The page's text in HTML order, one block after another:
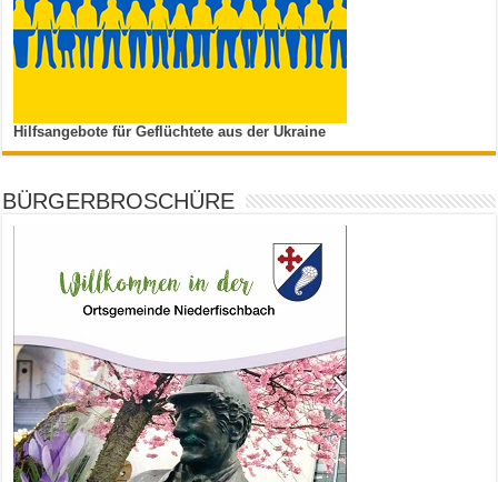
Hilfsangebote für Geflüchtete aus der Ukraine
BÜRGERBROSCHÜRE